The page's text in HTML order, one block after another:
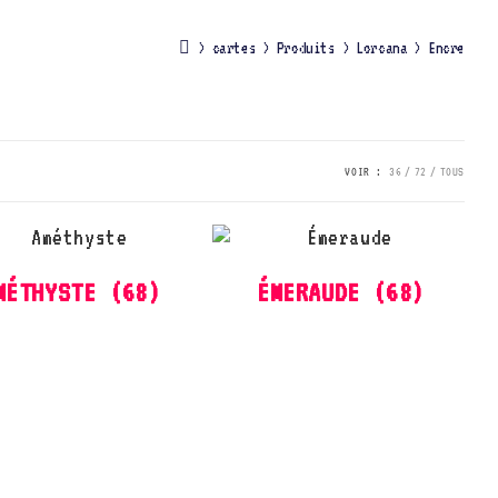
> cartes > Produits > Lorcana > Encre
VOIR : 36 72 TOUS
(68) ÉMERAUDE (68)